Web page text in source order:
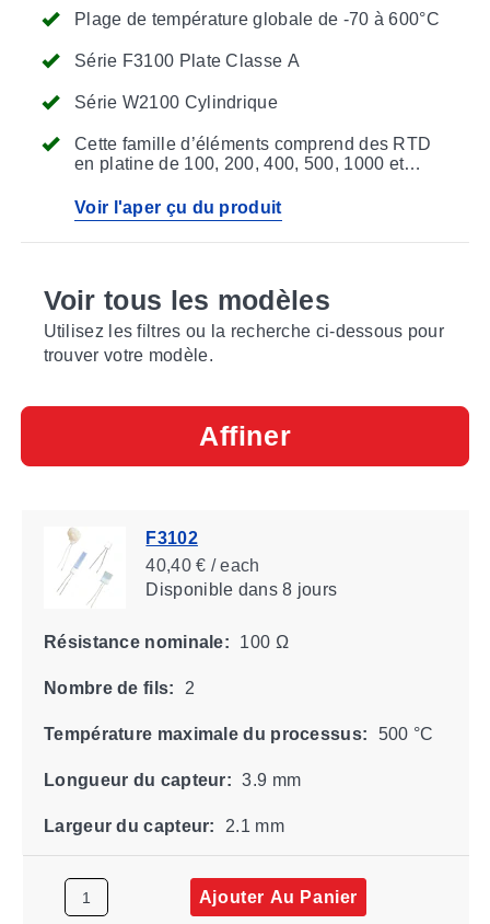
Plage de température globale de -70 à 600°C
Série F3100 Plate Classe A
Série W2100 Cylindrique
Cette famille d’éléments comprend des RTD
en platine de 100, 200, 400, 500, 1000 et
Voir l'aper çu du produit
Voir tous les modèles
Utilisez les filtres ou la recherche ci-dessous pour
trouver votre modèle.
Affiner
F3102
40,40 € / each
Disponibledans 8 jours
Résistance nominale: 100 Ω
Nombre de fils: 2
Température maximale du processus: 500 °C
Longueur du capteur: 3.9 mm
Largeur du capteur: 2.1 mm
Ajouter Au Panier